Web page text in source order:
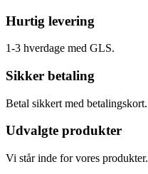
Hurtig levering
1-3 hverdage med GLS.
Sikker betaling
Betal sikkert med betalingskort.
Udvalgte produkter
Vi står inde for vores produkter.